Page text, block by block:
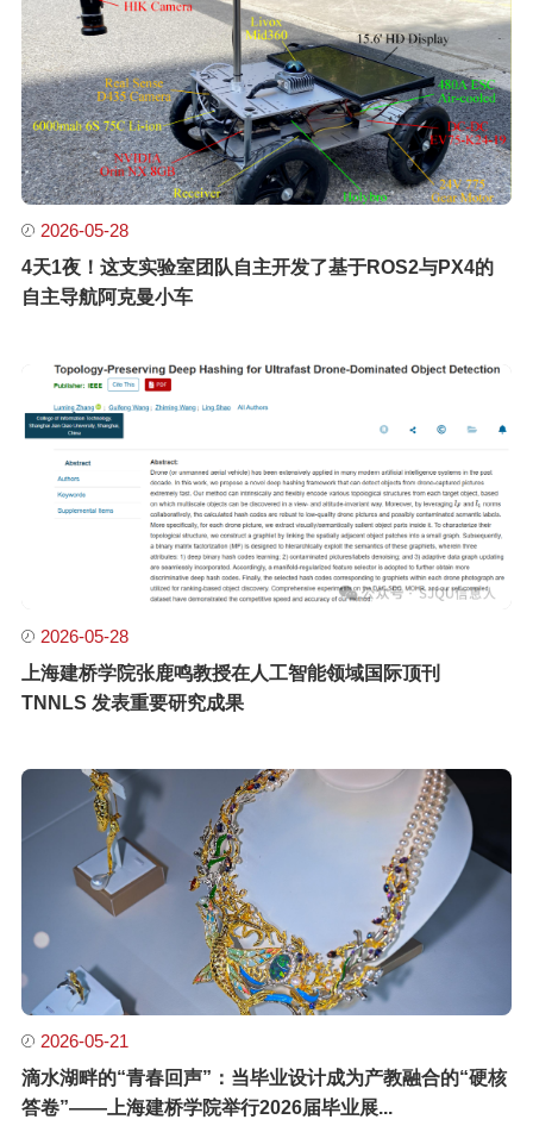
2026-05-28
4天1夜！这支实验室团队自主开发了基于ROS2与PX4的
自主导航阿克曼小车
2026-05-28
上海建桥学院张鹿鸣教授在人工智能领域国际顶刊
TNNLS 发表重要研究成果
2026-05-21
滴水湖畔的“青春回声”：当毕业设计成为产教融合的“硬核
答卷”——上海建桥学院举行2026届毕业展...